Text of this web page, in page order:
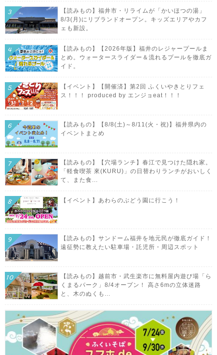
【読みもの】福井市・リライムが「かいほつの湯」
8/3(月)にリブランドオープン。キッズエリアやカフ
ェも新設。
【読みもの】【2026年版】福井のレジャープールま
とめ。ウォータースライダー＆流れるプールを徹底ガ
イド。
【イベント】【開催済】第2回 ふくいやきとりフェ
ス！！！ produced by エンジョeat！！！
【読みもの】【8/8(土)～8/11(火・祝)】福井県内の
イベントまとめ
【読みもの】【穴場ランチ】春江で見つけた隠れ家。
「軽食喫茶 來(KURU)」の日替わりランチがおいしく
て、また食...
【イベント】あわらのぶどう園に行こう！
【読みもの】サンドーム福井を地元民が徹底ガイド！
遠征勢に教えたい駐車場・託児所・周辺スポット
【読みもの】越前市・武生楽市に無料屋内遊び場「ら
くまるパーク」8/4オープン！ 高さ6mの立体迷路
と、木のぬくも...